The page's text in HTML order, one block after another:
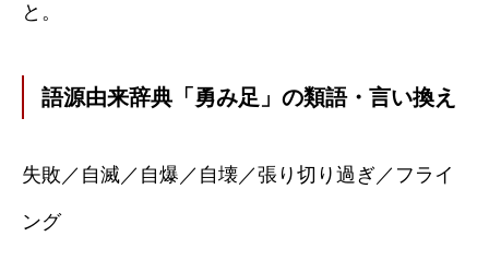
と。
語源由来辞典「勇み足」の類語・言い換え
失敗／自滅／自爆／自壊／張り切り過ぎ／フライ
ング